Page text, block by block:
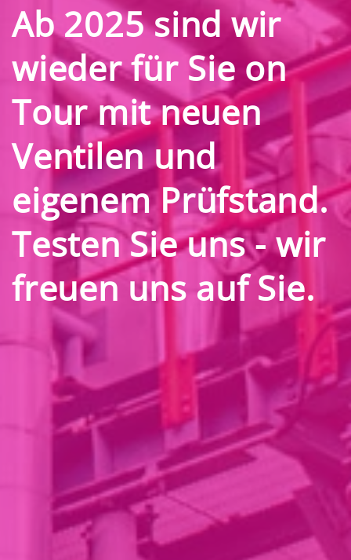
Ab 2025 sind wir
wieder für Sie on
Tour mit neuen
Ventilen und
eigenem Prüfstand.
Testen Sie uns - wir
freuen uns auf Sie.